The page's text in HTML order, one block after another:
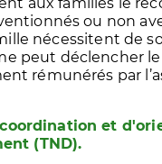
ou non
nécessitent de
peut déclencher
rémunérés par
et
(TND).